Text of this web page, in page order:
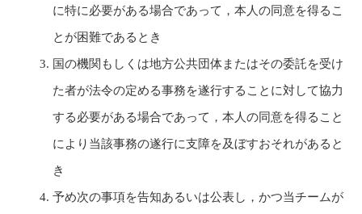
に特に必要がある場合であって，本人の同意を得るこ
とが困難であるとき
国の機関もしくは地方公共団体またはその委託を受け
た者が法令の定める事務を遂行することに対して協力
する必要がある場合であって，本人の同意を得ること
により当該事務の遂行に支障を及ぼすおそれがあると
き
予め次の事項を告知あるいは公表し，かつ当チームが